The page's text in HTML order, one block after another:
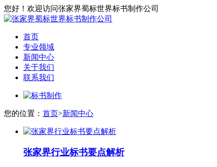
您好！欢迎访问张家界蜀标世界标书制作公司
首页
专业领域
新闻中心
关于我们
联系我们
您的位置： 首页>新闻中心
张家界‌行业标书要点解析